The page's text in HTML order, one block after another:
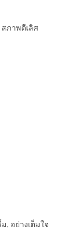
สภาพดีเลิศ
, อย่างเต็มใจ